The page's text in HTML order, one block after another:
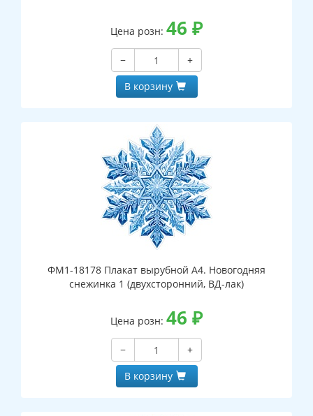
Цена розн: 46 ₽
−
+
В корзину
ФМ1-18178 Плакат вырубной А4. Новогодняя
снежинка 1 (двухсторонний, ВД-лак)
Цена розн: 46 ₽
−
+
В корзину